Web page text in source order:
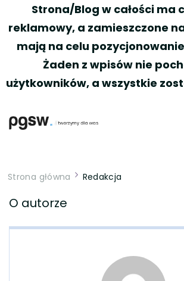
Strona/Blog w całości ma
reklamowy, a zamieszczone
mają na celu
Żaden z wpisów nie
użytkowników, a wszystkie
Strona główna Redakcja
O autorze